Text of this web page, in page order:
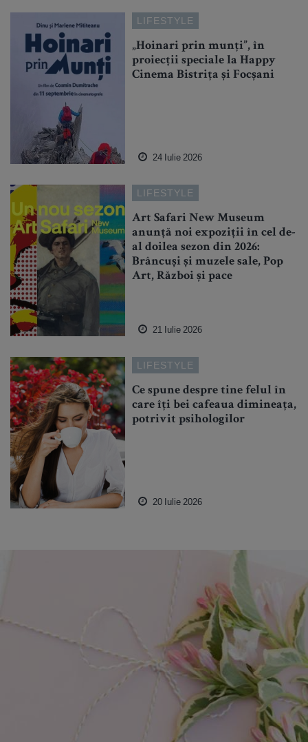
LIFESTYLE
„Hoinari prin munți”, în
proiecții speciale la Happy
Cinema Bistrița și Focșani
24 Iulie 2026
LIFESTYLE
Art Safari New Museum
anunță noi expoziții în cel de-
al doilea sezon din 2026:
Brâncuși și muzele sale, Pop
Art, Război și pace
21 Iulie 2026
LIFESTYLE
Ce spune despre tine felul în
care îți bei cafeaua dimineața,
potrivit psihologilor
20 Iulie 2026